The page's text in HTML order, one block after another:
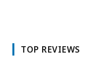
TOP REVIEWS